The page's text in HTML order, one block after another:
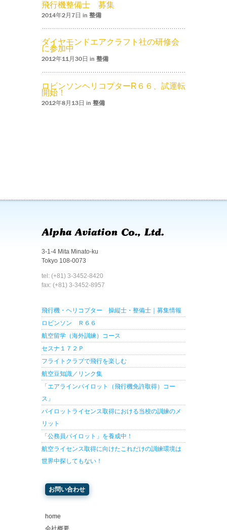
飛行機整備士 募集
2014年2月7日 in 整備
ダイヤモンドエアクラフト社の研修会
に参加中
2012年11月30日 in 整備
ロビンソンヘリコプターR６６、試運転
開始！
2012年8月13日 in 整備
3-1-4 Mita Minato-ku
Tokyo 108-0073
tel: (+81) 3-3452-8420
fax: (+81) 3-3452-8957
飛行機・ヘリコプター 操縦士・整備士｜募集情報
ロビンソン Ｒ６６
航空留学（海外訓練）コース
セスナ１７２Ｐ
フライトクラブで飛行を楽しむ
航空豆知識／リンク集
「エアラインパイロット（飛行機免許取得）コー
ス」
パイロットライセンス取得における当校の訓練のメ
リット
「公務員パイロット」を養成中！
航空ライセンス取得に向けたこれだけの訓練環境は
世界中探してもない！
お問い合わせ
home
会社概要